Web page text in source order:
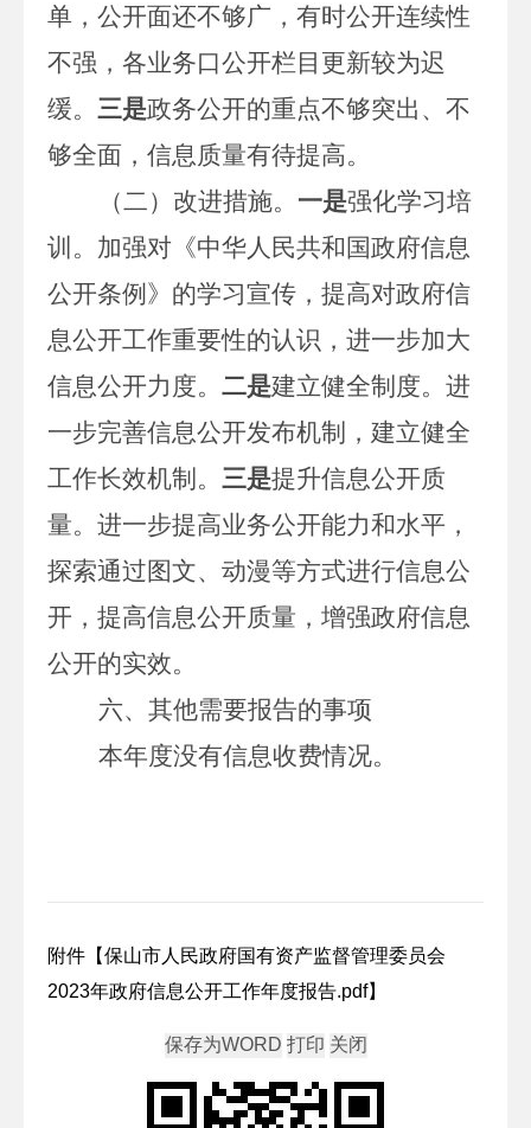
单，公开面还不够广，有时公开连续性
不强，各业务口公开栏目更新较为迟
缓。 三是政务公开的重点不够突出、 不
够全面，信息质量有待提高。
（二）改进措施。 一是强化学习培
训。 加强对《中华人民共和国政府信息
公开条例》的学习宣传，提高对政府信
息公开工作重要性的认识，进一步加大
信息公开力度。 二是建立健全制度。 进
一步完善信息公开发布机制，建立健全
工作长效机制。 三是提升信息公开质
量。进一步提高业务公开能力和水平，
探索通过图文、动漫等方式进行信息公
开，提高信息公开质量，增强政府信息
公开的实效。
六、其他需要报告的事项
本年度没有信息收费情况。
附件【保山市人民政府国有资产监督管理委员会
2023年政府信息公开工作年度报告.pdf】